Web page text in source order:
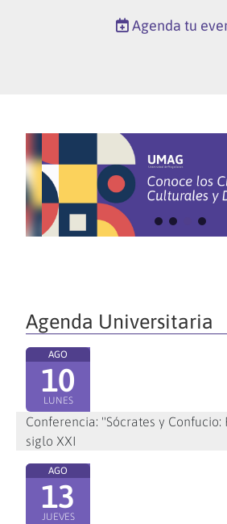
Agenda tu
Agenda Universitaria
AGO
10
LUNES
Conferencia: "Sócrates y Confucio:
siglo XXI
AGO
13
JUEVES